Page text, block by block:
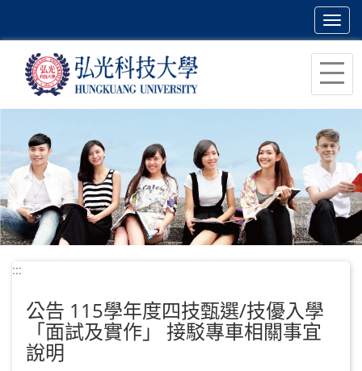
主
容
區
塊
:::
公告 115學年度四技甄選/技優入學
「面試及實作」 接駁專車相關事宜
說明